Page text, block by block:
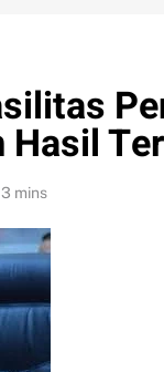
3 mins